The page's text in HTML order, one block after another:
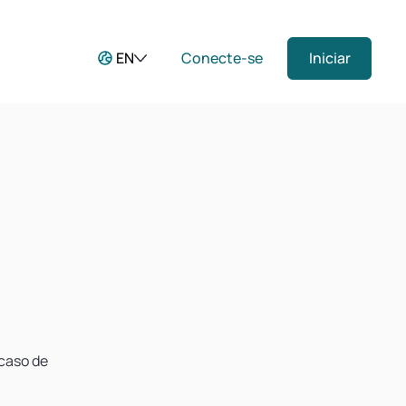
EN Conecte-se Iniciar
de